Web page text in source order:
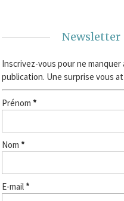
Newsletter
Inscrivez-vous pour ne manquer
publication. Une surprise vous
Prénom *
Nom *
E-mail *